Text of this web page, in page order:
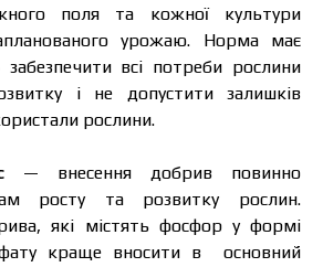
поля та кожної культури
урожаю. Норма має
всі потреби рослини
і не допустити залишків
рослини.
— внесення добрив повинно
росту та розвитку рослин.
які містять фосфор у формі
краще вносити в основний
об’єму та регіону доставки.
ціни заповніть